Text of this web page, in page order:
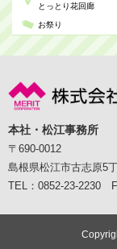
とっとり花回廊
お祭り
本社・松江事務所
〒690-0012
島根県松江市古志原5
TEL：0852-23-2230